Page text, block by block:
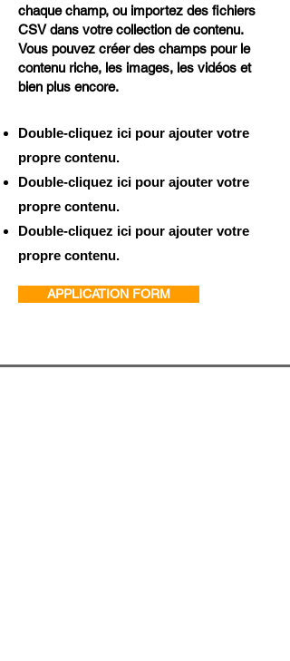
chaque champ, ou importez des fichiers
CSV dans votre collection de contenu.
Vous pouvez créer des champs pour le
contenu riche, les images, les vidéos et
bien plus encore.
Double-cliquez ici pour ajouter votre
propre contenu.
Double-cliquez ici pour ajouter votre
propre contenu.
Double-cliquez ici pour ajouter votre
propre contenu.
APPLICATION FORM